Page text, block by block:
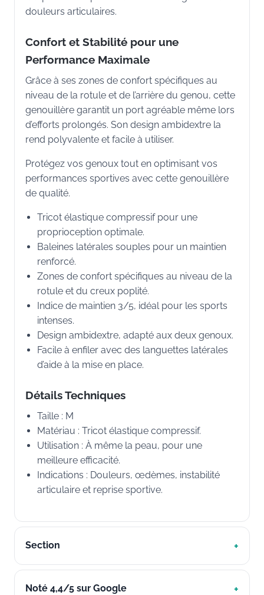
douleurs articulaires.
Confort et Stabilité pour une
Performance Maximale
Grâce à ses zones de confort spécifiques au
niveau de la rotule et de l’arrière du genou, cette
genouillère garantit un port agréable même lors
d’efforts prolongés. Son design ambidextre la
rend polyvalente et facile à utiliser.
Protégez vos genoux tout en optimisant vos
performances sportives avec cette genouillère
de qualité.
Tricot élastique compressif pour une
proprioception optimale.
Baleines latérales souples pour un maintien
renforcé.
Zones de confort spécifiques au niveau de la
rotule et du creux poplité.
Indice de maintien 3/5, idéal pour les sports
intenses.
Design ambidextre, adapté aux deux genoux.
Facile à enfiler avec des languettes latérales
d’aide à la mise en place.
Détails Techniques
Taille : M
Matériau : Tricot élastique compressif.
Utilisation : À même la peau, pour une
meilleure efficacité.
Indications : Douleurs, œdèmes, instabilité
articulaire et reprise sportive.
Section
Noté 4,4/5 sur Google